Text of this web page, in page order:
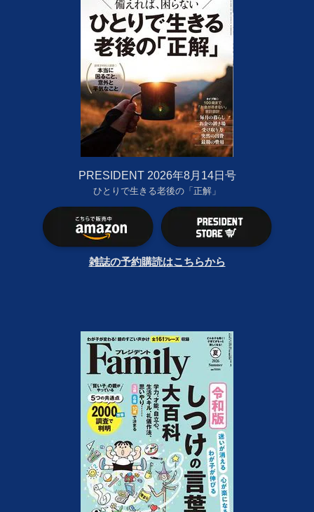
PRESIDENT 2026年8月14日号
ひとりで生きる老後の「正解」
雑誌の予約購読はこちらから